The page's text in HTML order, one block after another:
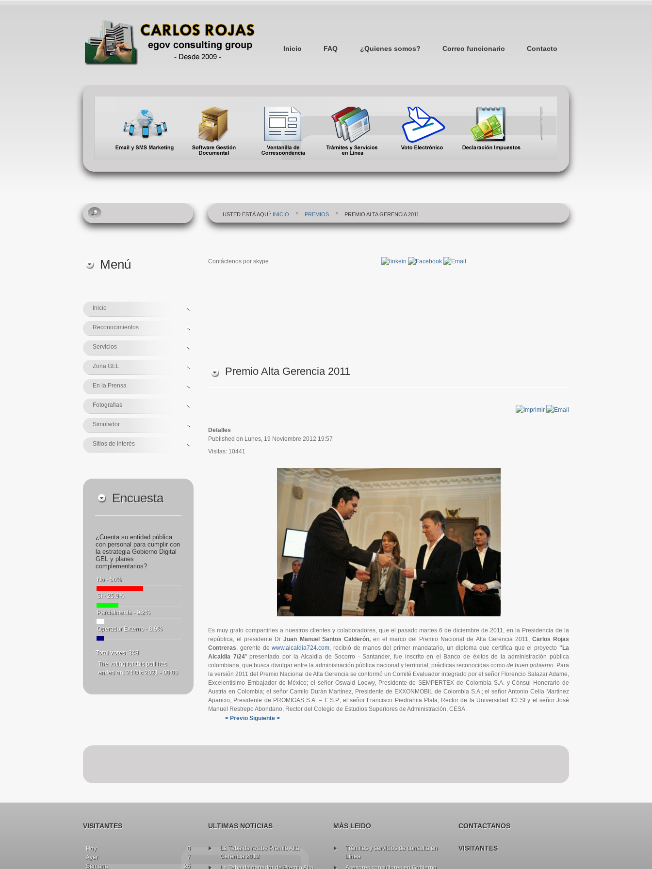
Inicio FAQ ¿Quienes somos? Correo funcionario Contacto
USTED ESTÁ AQUÍ: INICIO PREMIOS PREMIO ALTA GERENCIA 2011
Menú
Inicio
Reconocimientos
Servicios
Zona GEL
En la Prensa
Fotografias
Simulador
Sitios de interés
Encuesta
¿Cuenta su entidad pública
con personal para cumplir con
la estrategia Gobierno Digital
GEL y planes
complementarios?
No - 56%
Si - 25.9%
Parcialmente - 9.2%
Operador Externo - 8.9%
Total votes: 348
The voting for this poll has
ended on: 24 Dic 2021 - 00:00
Contáctenos por skype
Premio Alta Gerencia 2011
Detalles
Published on Lunes, 19 Noviembre 2012 19:57
Visitas: 10441
Es muy grato compartirles a nuestros clientes y colaboradores, que el pasado martes 6 de diciembre de 2011, en la Presidencia de la
república, el presidente Dr Juan Manuel Santos Calderón,en el marco del Premio Nacional de Alta Gerencia 2011, Carlos Rojas
Contreras, gerente dewww.alcaldia724.com, recibió de manos del primer mandatario, un diploma que certifica que el proyecto"La
Alcaldia 7/24" presentado por la Alcaldia de Socorro - Santander, fue inscrito en el Banco de éxitos de la administración pública
colombiana, que busca divulgar entre la administración pública nacional y territorial, prácticas reconocidas como de buen gobierno. Para
la versión 2011 del Premio Nacional de Alta Gerencia se conformó un Comité Evaluador integrado por el señor Florencio Salazar Adame,
Excelentísimo Embajador de México; el señor Oswald Loewy, Presidente de SEMPERTEX de Colombia S.A. y Cónsul Honorario de
Austria en Colombia; el señor Camilo Durán Martínez, Presidente de EXXONMOBIL de Colombia S.A.; el señor Antonio Celia Martínez
Aparicio, Presidente de PROMIGAS S.A. – E.S.P.; el señor Francisco Piedrahita Plata; Rector de la Universidad ICESI y el señor José
Manuel Restrepo Abondano, Rector del Colegio de Estudios Superiores de Administración, CESA.
< Previo Siguiente >
VISITANTES
Hoy
0
Ayer
7
Semana
26
ULTIMAS NOTICIAS
La Tebaida recibe Premio Alta
Gerencia 2012
La Tebaida ganador de Premio Alta
MÁS LEIDO
Trámites y servicios de consulta en
Línea
Asesores consultores en Gobierno
CONTACTANOS
VISITANTES